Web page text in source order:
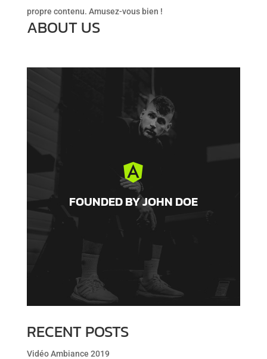
propre contenu. Amusez-vous bien !
ABOUT US

FOUNDED BY JOHN DOE
FOUNDED BY JOHN DOE
Lorem ipsum dolor sit amet, consectetur
adipiscing elit. Donec sit amet justo.
RECENT POSTS
Vidéo Ambiance 2019